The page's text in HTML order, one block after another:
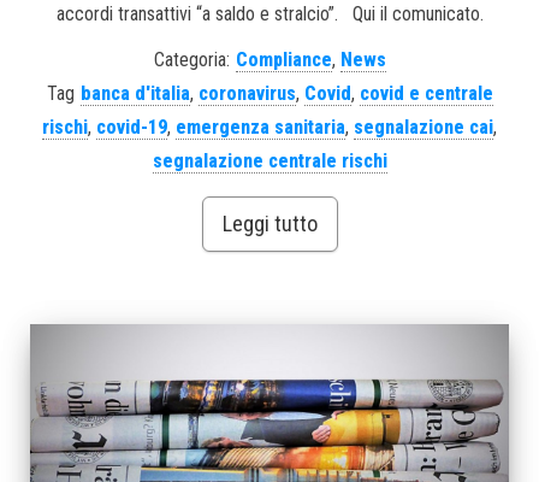
accordi transattivi “a saldo e stralcio”. Qui il comunicato.
Categoria: Compliance, News
Tag banca d'italia, coronavirus, Covid, covid e centrale
rischi, covid-19, emergenza sanitaria, segnalazione cai,
segnalazione centrale rischi
Leggi tutto